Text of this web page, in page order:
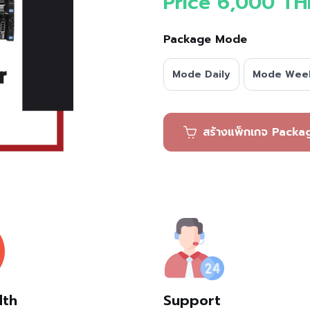
Package Mode
Mode Daily Mode
สร้างแพ็กเ
Support